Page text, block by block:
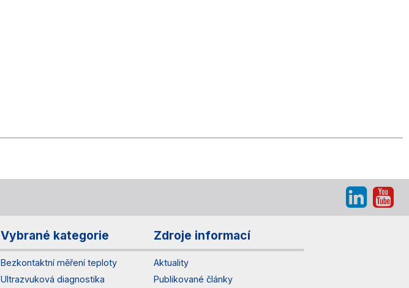
Vybrané kategorie
Bezkontaktní měření teploty
Ultrazvuková diagnostika
Zdroje informací
Aktuality
Publikované články